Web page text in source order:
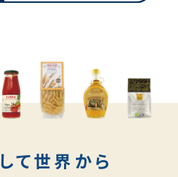
て世界から